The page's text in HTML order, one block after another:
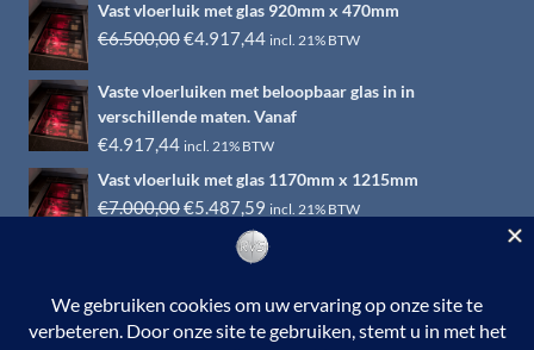
Vast vloerluik met glas 920mm x 470mm
€6.500,00Oorspronkelijke
was:
€6.500,00.
€4.917,44Huidige
is:
€4.917,44.
incl. 21% BTW
Vaste vloerluiken met beloopbaar glas in in
verschillende maten. Vanaf
€4.917,44 incl. 21% BTW
Vast vloerluik met glas 1170mm x 1215mm
€7.000,00Oorspronkelijke
€5.487,59 Huidige
prijs
is:
incl. 21% BTW